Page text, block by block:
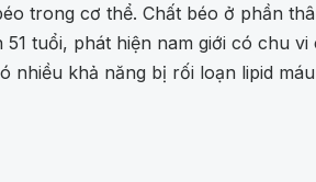
trong cơ thể. Chất béo ở phần
tuổi, phát hiện nam giới có chu
nhiều khả năng bị rối loạn lipid